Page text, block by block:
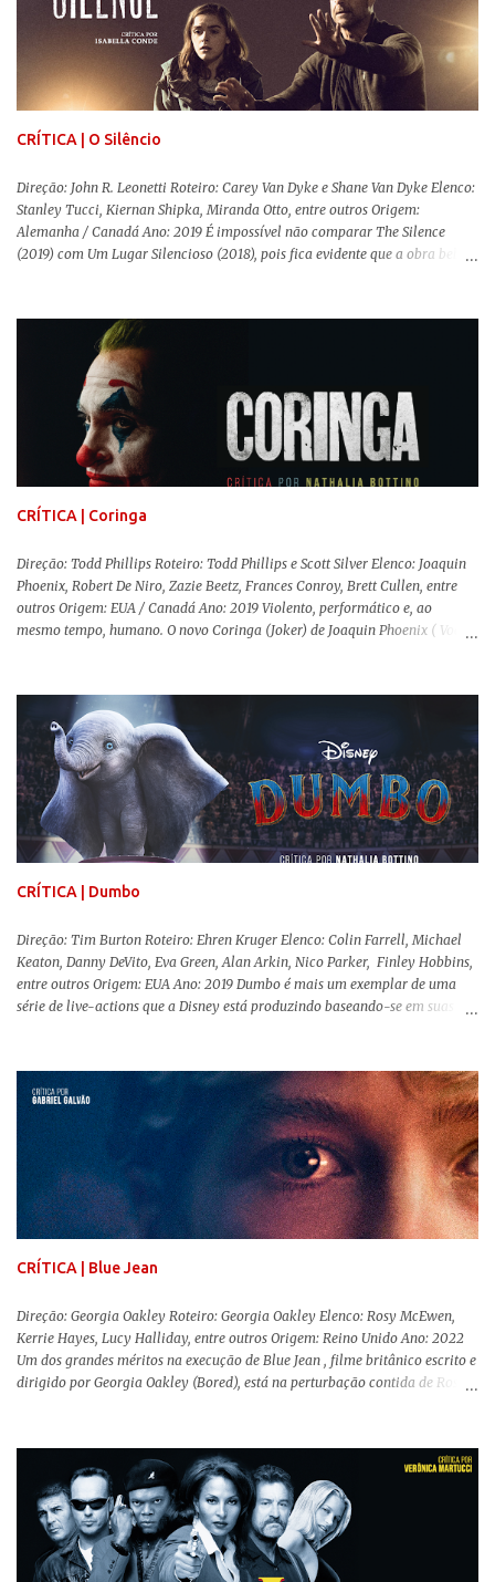
estéticas de se fazer documentários, selecionei 5 produções tupiniquins do
gênero que, para mim, são indispensáveis: ▼ Cabra Marcado para Morrer
(1984) , de Eduardo Coutinho Em 1964, devido ao golpe militar, Eduardo
Coutinho (Edifício Master) teve que abandonar as filmagens do
documentário sobre o assassinato do líder camponês Joã...
CRÍTICA | O Silêncio
Direção: John R. Leonetti Roteiro: Carey Van Dyke e Shane Van Dyke Elenco:
Stanley Tucci, Kiernan Shipka, Miranda Otto, entre outros Origem:
Alemanha / Canadá Ano: 2019 É impossível não comparar The Silence
(2019) com Um Lugar Silencioso (2018), pois fica evidente que a obra bebe
reproduzir alguns elementos que consograram a obra de John Krasinski
(The Office). Aqui os “monstros” com audições aguçadas eram seres da
Terra que estavam presos por séculos em uma caverna recém descoberta,
libertando-os pelo mundo. O espectador acompanha uma família que tem
uma pequena vantagem em relação às outras pessoas. Adivinhem? Sabem
viver em silêncio pelo fato da filha mais velha ser surda. Para aqueles que
amam filmes com temática apocalíptica, a produção pode até funcionar
como entretenimento mediano. Todo o cenário de fuga, pânico col...
CRÍTICA | Coringa
Direção: Todd Phillips Roteiro: Todd Phillips e Scott Silver Elenco: Joaquin
Phoenix, Robert De Niro, Zazie Beetz, Frances Conroy, Brett Cullen, entre
outros Origem: EUA / Canadá Ano: 2019 Violento, performático e, ao
mesmo tempo, humano. O novo Coringa (Joker) de Joaquin Phoenix ( Você
Comics . É importante ressaltar que este não é um filme de herói. E muito
menos de vilão. O longa de Todd Phillips (Se Beber, Não Case!) segue uma
trajetória profunda do reflexo da corrupção da sociedade na vida de um ser
humano, capaz de causar perturbação e desconforto do inicio ao fim da
projeção, e por mais um bom tempo após deixar o cinema. Trata-se de
uma obra difícil de ser "digerida", pois lida com temas sensíveis, como
abuso, doença mental, bullying e violência física. Todo esse turbilhão de
informações molda a mente d...
CRÍTICA | Dumbo
Direção: Tim Burton Roteiro: Ehren Kruger Elenco: Colin Farrell, Michael
Keaton, Danny DeVito, Eva Green, Alan Arkin, Nico Parker, Finley Hobbins,
entre outros Origem: EUA Ano: 2019 Dumbo é mais um exemplar de uma
série de live-actions que a Disney está produzindo baseando-se em suas
remake , já que a história do elefantinho voador foi reinventada de forma
mais realista, se adequando perfeitamente a proposta. Não há animais
falantes, por exemplo, mas nem por isso o tom lúdico e infantil é deixado
de lado. Apesar da relevância histórica, o filme supera a animação original
em termos visuais e narrativos, , superando a animação original em termos
visuais e narrativos. A história começa quando o pai das crianças, Holt
Ferrier (Colin Farrell), uma ex-estrela de circo, volta da guerra e se depara
com os filhos de...
CRÍTICA | Blue Jean
Direção: Georgia Oakley Roteiro: Georgia Oakley Elenco: Rosy McEwen,
Kerrie Hayes, Lucy Halliday, entre outros Origem: Reino Unido Ano: 2022
Um dos grandes méritos na execução de Blue Jean , filme britânico escrito e
dirigido por Georgia Oakley (Bored), está na perturbação contida de Rosy
movimentos e falas, equilibrada numa frágil neutralidade entre seu
trabalho e seus afetos, passando noites bebendo e jogando sinuca com seu
grupo de amigas lésbicas e sua amante. É imperativo para ela que ambos
os mundos não se cruzem de modo algum, pois o período histórico no qual
a história se passa - 1988 na Inglaterra - é de um contexto profundamente
conservador e hostil a pessoas queer. Com o governo liderado pela então